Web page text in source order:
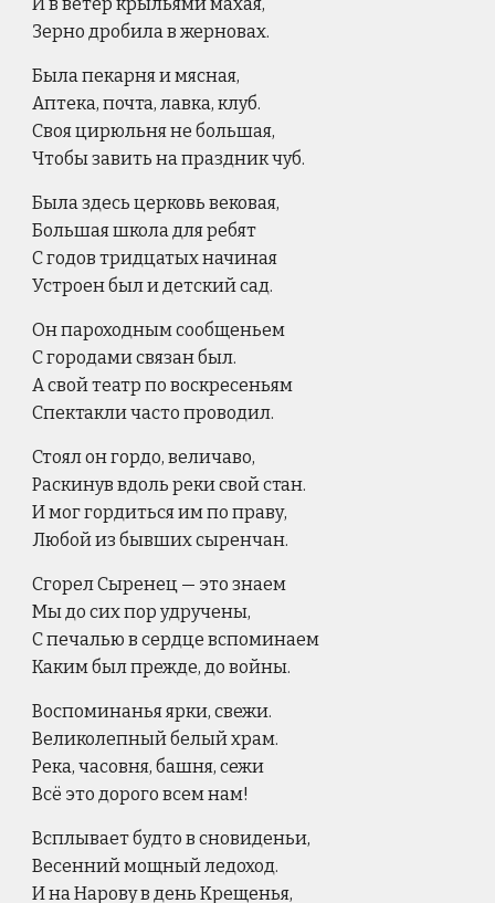
Зерно дробила в жерновах.
Была пекарня и мясная,
Аптека, почта, лавка, клуб.
Своя цирюльня не большая,
Чтобы завить на праздник чуб.
Была здесь церковь вековая,
Большая школа для ребят
С годов тридцатых начиная
Устроен был и детский сад.
Он пароходным сообщеньем
С городами связан был.
А свой театр по воскресеньям
Спектакли часто проводил.
Стоял он гордо, величаво,
Раскинув вдоль реки свой стан.
И мог гордиться им по праву,
Любой из бывших сыренчан.
Сгорел Сыренец — это знаем
Мы до сих пор удручены,
С печалью в сердце вспоминаем
Каким был прежде, до войны.
Воспоминанья ярки, свежи.
Великолепный белый храм.
Река, часовня, башня, сежи
Всё это дорого всем нам!
Всплывает будто в сновиденьи,
Весенний мощный ледоход.
И на Нарову в день Крещенья,